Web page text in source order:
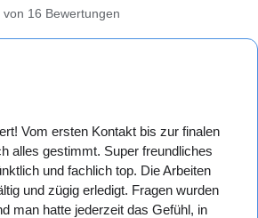
von 16 Bewertungen
Vom ersten Kontakt bis zur finalen
alles gestimmt. Super freundliches
und fachlich top. Die Arbeiten
und zügig erledigt. Fragen wurden
man hatte jederzeit das Gefühl, in